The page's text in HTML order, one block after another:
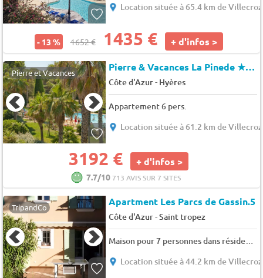
Location située à 65.4 km de
- 13 % 1652 € 1435 € + d'infos >
Pierre et Vacances Pierre & Vacances La Pinede★★★
Côte d'Azur- Hyères
Appartement 6 pers.
Location située à 61.2 km de
3192 € + d'infos >
7.7/10713 AVIS SUR 7 SITES
TripandCo Apartment Les Parcs de Gassin.5
Côte d'Azur-Saint tropez
Maison pour 7 personnes dans résidence sécurisée avec piscine, à Gassin - 7 pers. - 80m2 - TV
Location située à 44.2 km de